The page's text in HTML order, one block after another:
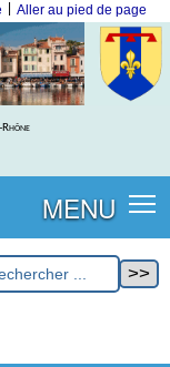
Aller au pied de page
MENU